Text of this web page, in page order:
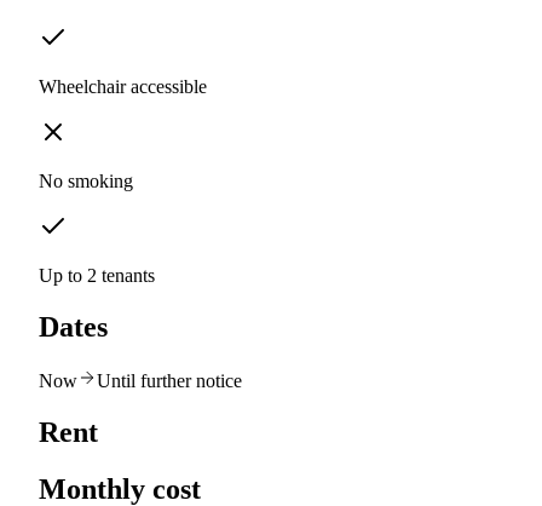
Wheelchair accessible
No smoking
Up to 2 tenants
Dates
Now Until further notice
Rent
Monthly cost